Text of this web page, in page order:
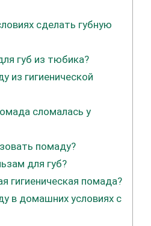
сделать губную
губ из тюбика?
из гигиенической
сломалась у
помаду?
для губ?
гигиеническая помада?
в домашних условиях с